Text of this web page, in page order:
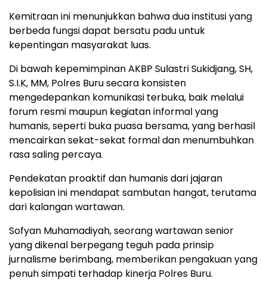
Kemitraan ini menunjukkan bahwa dua institusi yang
berbeda fungsi dapat bersatu padu untuk
kepentingan masyarakat luas.
Di bawah kepemimpinan AKBP Sulastri Sukidjang, SH,
S.I.K, MM, Polres Buru secara konsisten
mengedepankan komunikasi terbuka, baik melalui
forum resmi maupun kegiatan informal yang
humanis, seperti buka puasa bersama, yang berhasil
mencairkan sekat-sekat formal dan menumbuhkan
rasa saling percaya.
Pendekatan proaktif dan humanis dari jajaran
kepolisian ini mendapat sambutan hangat, terutama
dari kalangan wartawan.
Sofyan Muhamadiyah, seorang wartawan senior
yang dikenal berpegang teguh pada prinsip
jurnalisme berimbang, memberikan pengakuan yang
penuh simpati terhadap kinerja Polres Buru.